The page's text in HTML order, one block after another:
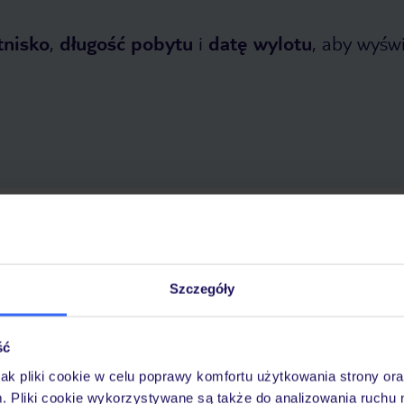
Szczegóły
pliki cookie w celu poprawy komfortu użytkowania strony
Pliki cookie wykorzystywane są także do analizowania ruchu
, długość pobytu i datę wylotu, aby
Dlaczego warto wybrać TUI?
wakacjach 24/7